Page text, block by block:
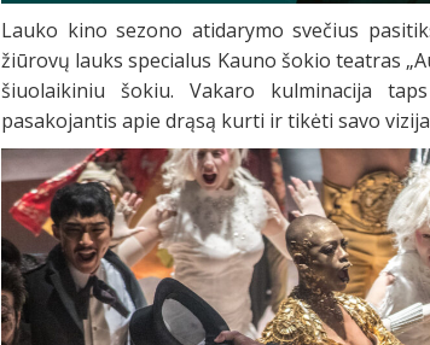
Lauko kino sezono atidarymo svečius
žiūrovų lauks specialus Kauno šokio teatras
šiuolaikiniu šokiu. Vakaro kulminacija
pasakojantis apie drąsą kurti ir tikėti savo